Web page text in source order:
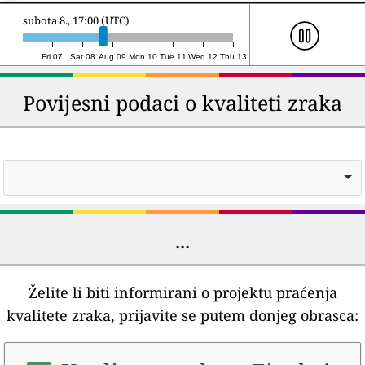
Fri 07 Sat 08 Aug 09 Mon 10 Tue 11 Wed 12 Thu 13
nedjelja 9., 13:00 (UTC)
Povijesni podaci o kvaliteti zraka
...
Želite li biti informirani o projektu praćenja
kvalitete zraka, prijavite se putem donjeg obrasca: